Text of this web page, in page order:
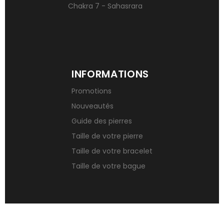
Chakra 7 - Sahasrara
INFORMATIONS
Promotions
Nouveautés
Guide des pierres
Taille de votre pierre
Taille de votre bracelet
Taille de votre bague